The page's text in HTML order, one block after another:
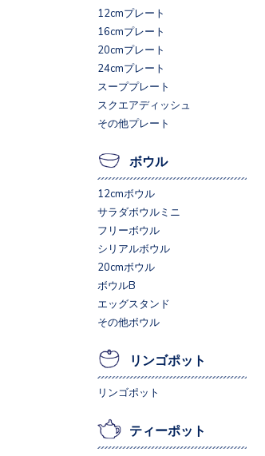
12cmプレート
16cmプレート
20cmプレート
24cmプレート
スーププレート
スクエアディッシュ
その他プレート
ボウル
12cmボウル
サラダボウルミニ
フリーボウル
シリアルボウル
20cmボウル
ボウルB
エッグスタンド
その他ボウル
リンゴポット
リンゴポット
ティーポット